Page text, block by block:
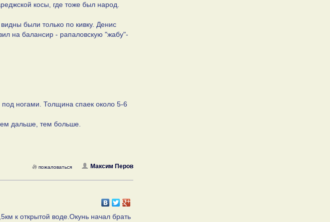
косы, где тоже был народ.
были только по кивку. Денис
на балансир - рапаловскую "жабу"-
ногами. Толщина спаек около 5-6
дальше, тем больше.
Максим Перов
пожаловаться
к открытой воде.Окунь начал брать